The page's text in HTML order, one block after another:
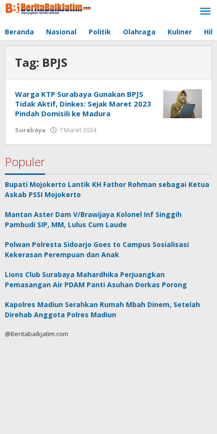
Lewati
ke
Beranda Nasional Politik Olahraga Kuliner
Tag: BPJS
Warga KTP Surabaya Gunakan BPJS
Tidak Aktif, Dinkes: Sejak Maret 2023
Pindah Domisili ke Madura
Surabaya 7 Maret 2024
Populer
Bupati Mojokerto Lantik KH Fathor Rohman sebagai Ketua
Askab PSSI Mojokerto
Mantan Aster Dam V/Brawijaya Kolonel Inf Singgih
Pambudi SIP, MM, Lulus Cum Laude
Polwan Polresta Sidoarjo Goes to Campus Sosialisasi
Kekerasan Perempuan dan Anak
Lions Club Surabaya Mahardhika Perjuangkan
Pemasangan Air PDAM Panti Asuhan Dorkas Porong
Kapolres Madiun Serahkan Rumah Mbah Dinem, Setelah
Direhab Anggota Polres Madiun
@Beritabaikjatim.com